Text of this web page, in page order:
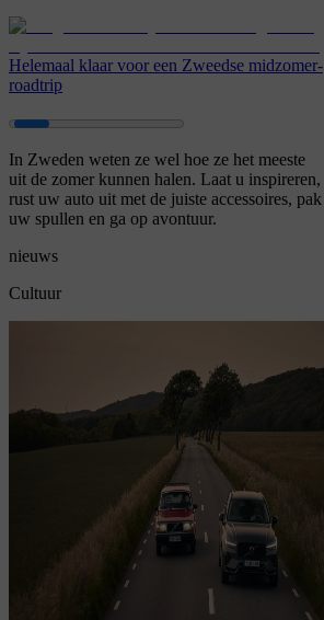
Helemaal klaar voor een Zweedse midzomer-
roadtrip
In Zweden weten ze wel hoe ze het meeste
uit de zomer kunnen halen. Laat u inspireren,
rust uw auto uit met de juiste accessoires, pak
uw spullen en ga op avontuur.
nieuws
Cultuur